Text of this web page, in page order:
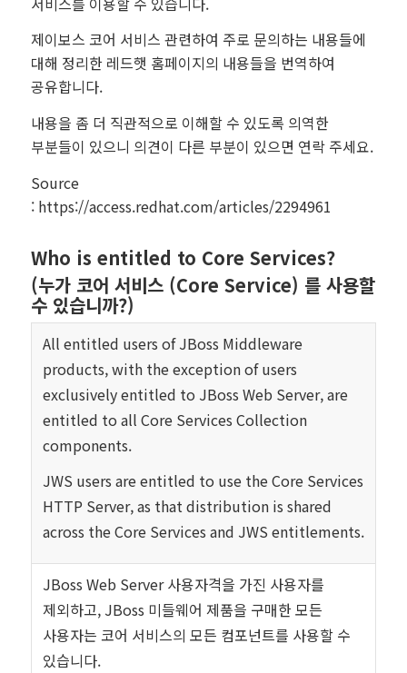
제이보스 코어 서비스 관련하여 주로 문의하는 내용들에
대해 정리한 레드햇 홈페이지의 내용들을 번역하여
공유합니다.
내용을 좀 더 직관적으로 이해할 수 있도록 의역한
부분들이 있으니 의견이 다른 부분이 있으면 연락 주세요.
Source
: https://access.redhat.com/articles/2294961
Who is entitled to Core Services?
(누가 코어 서비스 (Core Service) 를 사용할
수 있습니까?)
All entitled users of JBoss Middleware
products, with the exception of users
exclusively entitled to JBoss Web Server, are
entitled to all Core Services Collection
components.
JWS users are entitled to use the Core Services
HTTP Server, as that distribution is shared
across the Core Services and JWS entitlements.
JBoss Web Server 사용자격을 가진 사용자를
제외하고, JBoss 미들웨어 제품을 구매한 모든
사용자는 코어 서비스의 모든 컴포넌트를 사용할 수
있습니다.